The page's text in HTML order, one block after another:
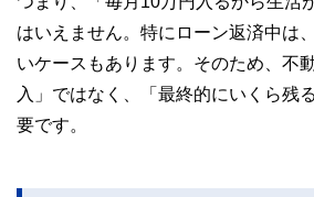
はいえません。特にローン返済中は
いケースもあります。そのため、不
入」ではなく、「最終的にいくら残
要です。